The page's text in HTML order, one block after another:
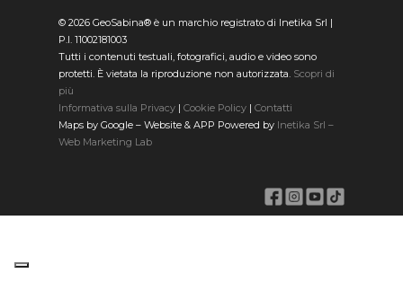
© 2026 GeoSabina® è un marchio registrato di Inetika Srl |
P.I. 11002181003
Tutti i contenuti testuali, fotografici, audio e video sono
protetti. È vietata la riproduzione non autorizzata. Scopri di
più
Informativa sulla Privacy | Cookie Policy | Contatti
Maps by Google – Website & APP Powered by Inetika Srl –
Web Marketing Lab